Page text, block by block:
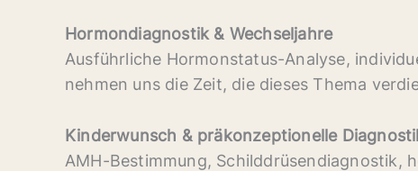
Hormondiagnostik & Wechseljahre
Ausführliche Hormonstatus-Analyse,
nehmen uns die Zeit, die dieses Thema
Kinderwunsch & präkonzeptionelle
AMH-Bestimmung, Schilddrüsendiagnostik,